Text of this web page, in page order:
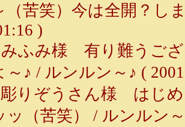
（苦笑）今は全開？し
)
ふみ様 有り難うござ
～♪ / ルンルン～♪ (
りぞうさん様 はじめ
ッ（苦笑） / ルンルン